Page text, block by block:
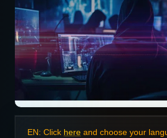
EN: Click here and choose your